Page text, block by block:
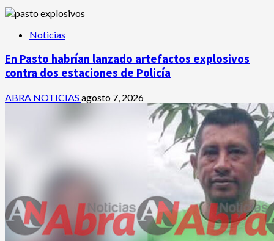
Noticias
En Pasto habrían lanzado artefactos explosivos
contra dos estaciones de Policía
ABRA NOTICIAS agosto 7, 2026